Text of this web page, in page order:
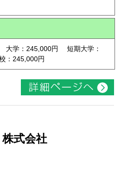
大学：245,000円 短期大学：
：245,000円
式会社